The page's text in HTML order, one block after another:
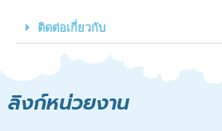
ติดต่อเกี่ยวกับ
ลิงก์หน่วยงาน